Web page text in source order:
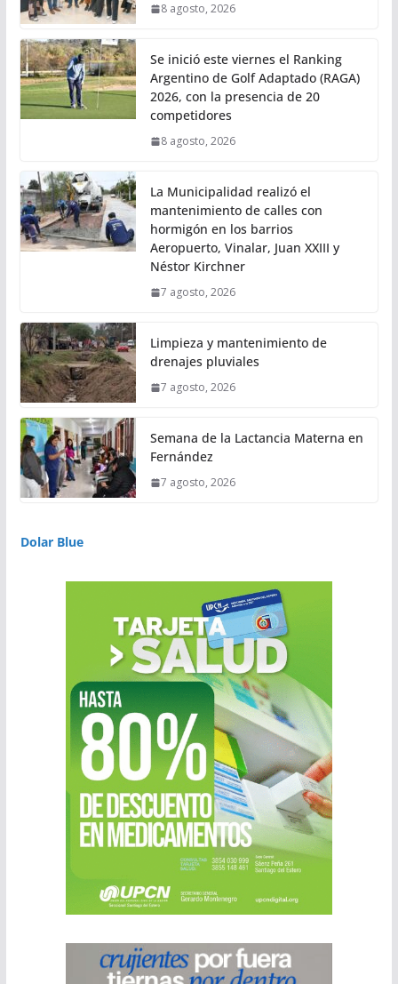
8 agosto, 2026
Se inició este viernes el Ranking
Argentino de Golf Adaptado (RAGA)
2026, con la presencia de 20
competidores
8 agosto, 2026
La Municipalidad realizó el
mantenimiento de calles con
hormigón en los barrios
Aeropuerto, Vinalar, Juan XXIII y
Néstor Kirchner
7 agosto, 2026
Limpieza y mantenimiento de
drenajes pluviales
7 agosto, 2026
Semana de la Lactancia Materna en
Fernández
7 agosto, 2026
Dolar Blue